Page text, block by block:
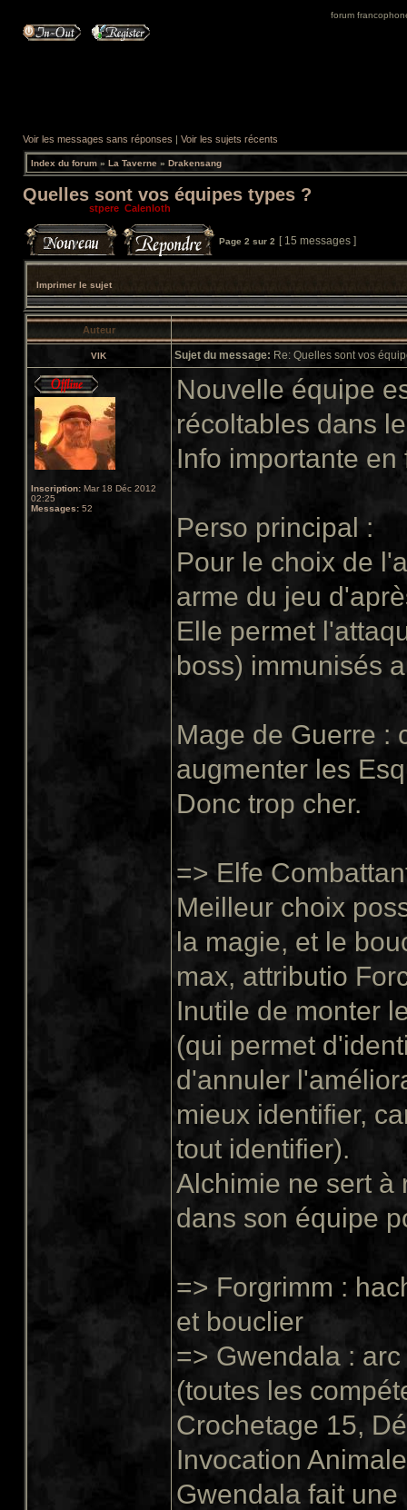
forum
Voir les messages sans réponses | Voir les sujets récents
Index du forum » La Taverne » Drakensang
Quelles sont vos équipes types ?
Modérateurs: stpere Calenloth
Page 2 sur 2 [ 15 messages ]
Imprimer le sujet
Auteur
VIK Sujet du message: Re: Quelles sont vos
Inscription: Mar 18 Déc 2012
02:25
Messages: 52
Nouvelle équipe
récoltables dans
Info importante en
Perso principal :
Pour le choix de
arme du jeu
Elle permet
boss) immunisés
Mage de Guerre :
augmenter les
Donc trop cher.
=> Elfe
Meilleur choix
la magie, et le
max, attributio
Inutile de monter
(qui permet
d'annuler
mieux identifier,
tout identifier).
Alchimie ne sert à
dans son équipe
=> Forgrimm :
et bouclier
=> Gwendala :
(toutes les
Crochetage 15,
Invocation
Gwendala fait